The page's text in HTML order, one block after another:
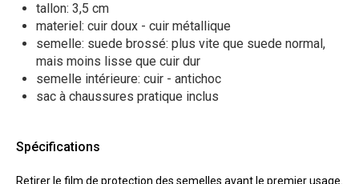
tallon: 3,5 cm
materiel: cuir doux - cuir métallique
semelle: suede brossé: plus vite que suede normal,
mais moins lisse que cuir dur
semelle intérieure: cuir - antichoc
sac à chaussures pratique inclus
Spécifications
Retirer le film de protection des semelles avant le premier usage.